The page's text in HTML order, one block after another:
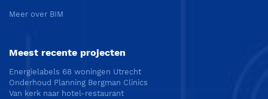
Meer over BIM
Meest recente projecten
Energielabels 68 woningen Utrecht
Onderhoud Planning Bergman Clinics
Van kerk naar hotel-restaurant